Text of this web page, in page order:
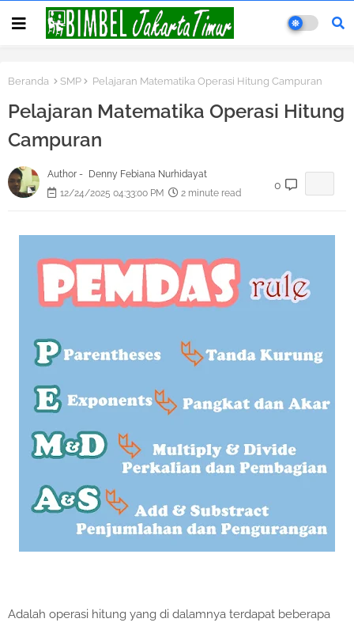
Beranda SMP Pelajaran Matematika Operasi Hitung Campuran
Pelajaran Matematika Operasi Hitung
Campuran
Author -
Denny Febiana Nurhidayat
12/24/2025 04:33:00 PM
2 minute read
0
Adalah operasi hitung yang di dalamnya terdapat beberapa